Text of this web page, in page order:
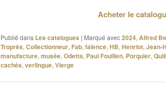
Acheter le
Publié dans Les catalogues | Marqué avec2024, Alfred
Troprès, Collectionneur, Fab, faïence, HB, Henriot, Jean-
manufacture, musée, Odetta, Paul Fouillen, Porquier,
cachés, verlingue, Vierge